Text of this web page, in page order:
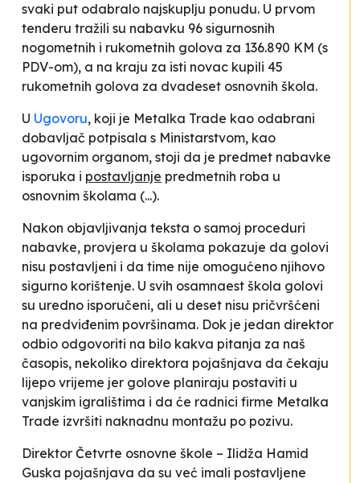
svaki put odabralo najskuplju ponudu. U prvom
tenderu tražili su nabavku 96 sigurnosnih
nogometnih i rukometnih golova za 136.890 KM (s
PDV-om), a na kraju za isti novac kupili 45
rukometnih golova za dvadeset osnovnih škola.
U Ugovoru, koji je Metalka Trade kao odabrani
dobavljač potpisala s Ministarstvom, kao
ugovornim organom, stoji da je predmet nabavke
isporuka i postavljanje predmetnih roba u
osnovnim školama (...).
Nakon objavljivanja teksta o samoj proceduri
nabavke, provjera u školama pokazuje da golovi
nisu postavljeni i da time nije omogućeno njihovo
sigurno korištenje. U svih osamnaest škola golovi
su uredno isporučeni, ali u deset nisu pričvršćeni
na predviđenim površinama. Dok je jedan direktor
odbio odgovoriti na bilo kakva pitanja za naš
časopis, nekoliko direktora pojašnjava da čekaju
lijepo vrijeme jer golove planiraju postaviti u
vanjskim igralištima i da će radnici firme Metalka
Trade izvršiti naknadnu montažu po pozivu.
Direktor Četvrte osnovne škole – Ilidža Hamid
Guska pojašnjava da su već imali postavljene